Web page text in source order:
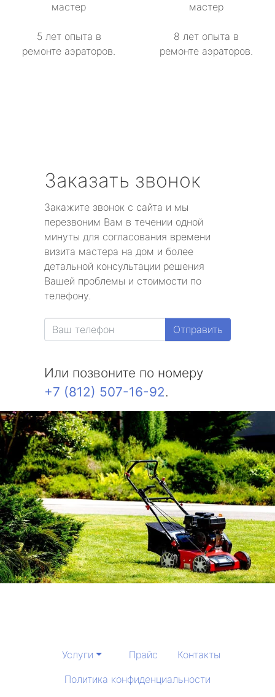
мастер
5 лет опыта в
ремонте аэраторов.
мастер
8 лет опыта в
ремонте аэраторов.
Заказать звонок
Закажите звонок с сайта и мы
перезвоним Вам в течении одной
минуты для согласования времени
визита мастера на дом и более
детальной консультации решения
Вашей проблемы и стоимости по
телефону.
Отправить
Или позвоните по номеру
+7 (812) 507-16-92.
Услуги Прайс
Контакты
Политика конфиденциальности